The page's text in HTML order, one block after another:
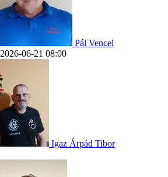
Pál Vencel
2026-06-21 08:00
Igaz Árpád Tibor